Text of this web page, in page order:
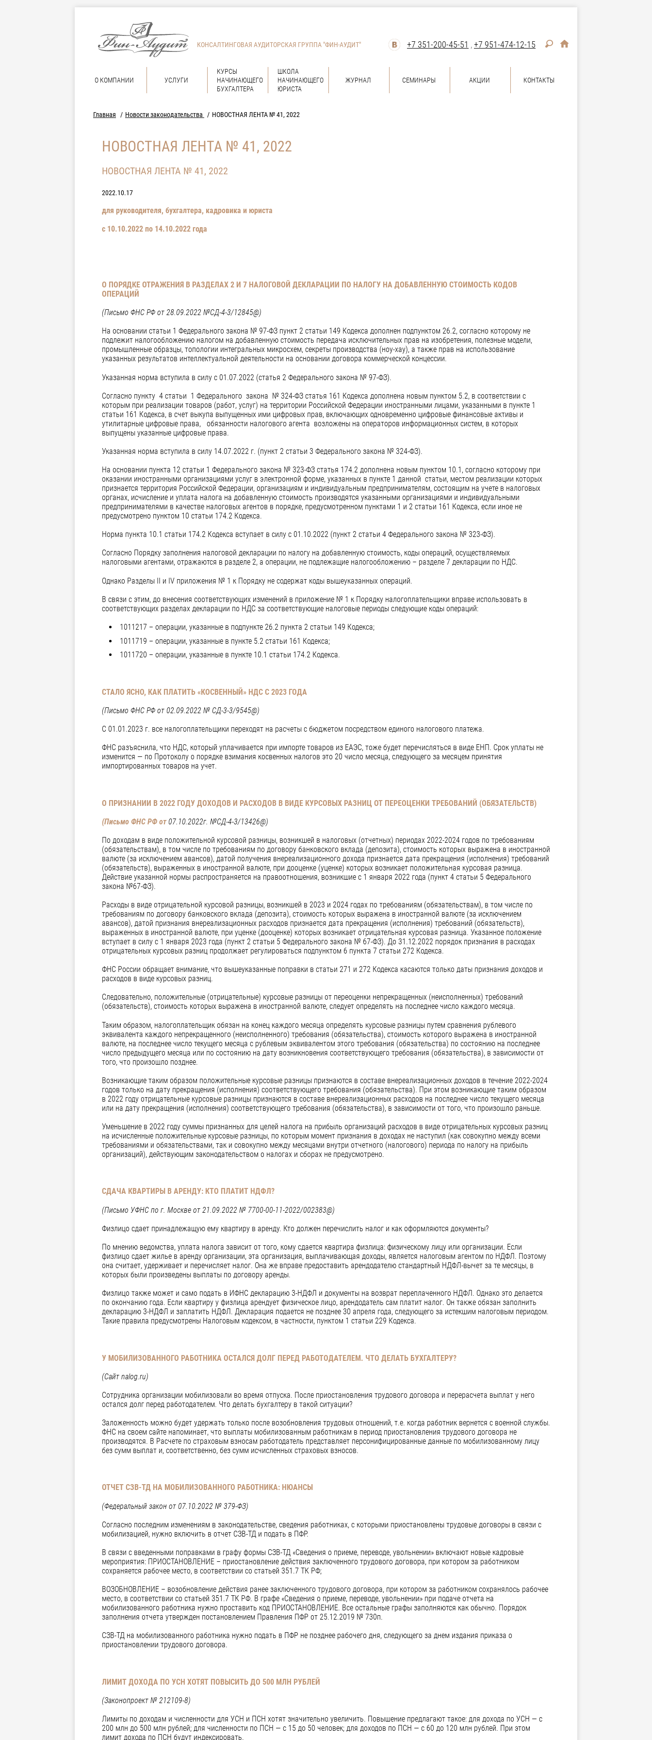
КОНСАЛТИНГОВАЯ АУДИТОРСКАЯ ГРУППА "ФИН-АУДИТ" +7 351-200-45-51 ,+7 951-474-12-15
О КОМПАНИИ УСЛУГИ
КУРСЫ
НАЧИНАЮЩЕГО
БУХГАЛТЕРА
ШКОЛА
НАЧИНАЮЩЕГО
ЮРИСТА
ЖУРНАЛ СЕМИНАРЫ АКЦИИ КОНТАКТЫ
Главная Новости законодательства НОВОСТНАЯ ЛЕНТА № 41, 2022
НОВОСТНАЯ ЛЕНТА № 41, 2022
НОВОСТНАЯ ЛЕНТА № 41, 2022
2022.10.17
для руководителя, бухгалтера, кадровика и юриста
с 10.10.2022 по 14.10.2022 года
О ПОРЯДКЕ ОТРАЖЕНИЯ В РАЗДЕЛАХ 2 И 7 НАЛОГОВОЙ ДЕКЛАРАЦИИ ПО НАЛОГУ НА ДОБАВЛЕННУЮ СТОИМОСТЬ КОДОВ
ОПЕРАЦИЙ
(Письмо ФНС РФ от 28.09.2022 №СД-4-3/12845@)
На основании статьи 1 Федерального закона № 97-ФЗ пункт 2 статьи 149 Кодекса дополнен подпунктом 26.2, согласно которому не
подлежит налогообложению налогом на добавленную стоимость передача исключительных прав на изобретения, полезные модели,
промышленные образцы, топологии интегральных микросхем, секреты производства (ноу-хау), а также прав на использование
указанных результатов интеллектуальной деятельности на основании договора коммерческой концессии.
Указанная норма вступила в силу с 01.07.2022 (статья 2 Федерального закона № 97-ФЗ).
Согласно пункту 4 статьи 1 Федерального закона № 324-ФЗ статья 161 Кодекса дополнена новым пунктом 5.2, в соответствии с
которым при реализации товаров (работ, услуг) на территории Российской Федерации иностранными лицами, указанными в пункте 1
статьи 161 Кодекса, в счет выкупа выпущенных ими цифровых прав, включающих одновременно цифровые финансовые активы и
утилитарные цифровые права, обязанности налогового агента возложены на операторов информационных систем, в которых
выпущены указанные цифровые права.
Указанная норма вступила в силу 14.07.2022 г. (пункт 2 статьи 3 Федерального закона № 324-ФЗ).
На основании пункта 12 статьи 1 Федерального закона № 323-ФЗ статья 174.2 дополнена новым пунктом 10.1, согласно которому при
оказании иностранными организациями услуг в электронной форме, указанных в пункте 1 данной статьи, местом реализации которых
признается территория Российской Федерации, организациям и индивидуальным предпринимателям, состоящим на учете в налоговых
органах, исчисление и уплата налога на добавленную стоимость производятся указанными организациями и индивидуальными
предпринимателями в качестве налоговых агентов в порядке, предусмотренном пунктами 1 и 2 статьи 161 Кодекса, если иное не
предусмотрено пунктом 10 статьи 174.2 Кодекса.
Норма пункта 10.1 статьи 174.2 Кодекса вступает в силу с 01.10.2022 (пункт 2 статьи 4 Федерального закона № 323-ФЗ).
Согласно Порядку заполнения налоговой декларации по налогу на добавленную стоимость, коды операций, осуществляемых
налоговыми агентами, отражаются в разделе 2, а операции, не подлежащие налогообложению – разделе 7 декларации по НДС.
Однако Разделы II и IV приложения № 1 к Порядку не содержат коды вышеуказанных операций.
В связи с этим, до внесения соответствующих изменений в приложение № 1 к Порядку налогоплательщики вправе использовать в
соответствующих разделах декларации по НДС за соответствующие налоговые периоды следующие коды операций:
1011217 – операции, указанные в подпункте 26.2 пункта 2 статьи 149 Кодекса;
1011719 – операции, указанные в пункте 5.2 статьи 161 Кодекса;
1011720 – операции, указанные в пункте 10.1 статьи 174.2 Кодекса.
СТАЛО ЯСНО, КАК ПЛАТИТЬ «КОСВЕННЫЙ» НДС С 2023 ГОДА
(Письмо ФНС РФ от 02.09.2022 № СД-3-3/9545@)
С 01.01.2023 г. все налогоплательщики переходят на расчеты с бюджетом посредством единого налогового платежа.
ФНС разъяснила, что НДС, который уплачивается при импорте товаров из ЕАЭС, тоже будет перечисляться в виде ЕНП. Срок уплаты не
изменится — по Протоколу о порядке взимания косвенных налогов это 20 число месяца, следующего за месяцем принятия
импортированных товаров на учет.
О ПРИЗНАНИИ В 2022 ГОДУ ДОХОДОВ И РАСХОДОВ В ВИДЕ КУРСОВЫХ РАЗНИЦ ОТ ПЕРЕОЦЕНКИ ТРЕБОВАНИЙ (ОБЯЗАТЕЛЬСТВ)
(Письмо ФНС РФ от07.10.2022г. №СД-4-3/13426@)
По доходам в виде положительной курсовой разницы, возникшей в налоговых (отчетных) периодах 2022-2024 годов по требованиям
(обязательствам), в том числе по требованиям по договору банковского вклада (депозита), стоимость которых выражена в иностранной
валюте (за исключением авансов), датой получения внереализационного дохода признается дата прекращения (исполнения) требований
(обязательств), выраженных в иностранной валюте, при дооценке (уценке) которых возникает положительная курсовая разница.
Действие указанной нормы распространяется на правоотношения, возникшие с 1 января 2022 года (пункт 4 статьи 5 Федерального
закона №67-ФЗ).
Расходы в виде отрицательной курсовой разницы, возникшей в 2023 и 2024 годах по требованиям (обязательствам), в том числе по
требованиям по договору банковского вклада (депозита), стоимость которых выражена в иностранной валюте (за исключением
авансов), датой признания внереализационных расходов признается дата прекращения (исполнения) требований (обязательств),
выраженных в иностранной валюте, при уценке (дооценке) которых возникает отрицательная курсовая разница. Указанное положение
вступает в силу с 1 января 2023 года (пункт 2 статьи 5 Федерального закона № 67-ФЗ). До 31.12.2022 порядок признания в расходах
отрицательных курсовых разниц продолжает регулироваться подпунктом 6 пункта 7 статьи 272 Кодекса.
ФНС России обращает внимание, что вышеуказанные поправки в статьи 271 и 272 Кодекса касаются только даты признания доходов и
расходов в виде курсовых разниц.
Следовательно, положительные (отрицательные) курсовые разницы от переоценки непрекращенных (неисполненных) требований
(обязательств), стоимость которых выражена в иностранной валюте, следует определять на последнее число каждого месяца.
Таким образом, налогоплательщик обязан на конец каждого месяца определять курсовые разницы путем сравнения рублевого
эквивалента каждого непрекращенного (неисполненного) требования (обязательства), стоимость которого выражена в иностранной
валюте, на последнее число текущего месяца с рублевым эквивалентом этого требования (обязательства) по состоянию на последнее
число предыдущего месяца или по состоянию на дату возникновения соответствующего требования (обязательства), в зависимости от
того, что произошло позднее.
Возникающие таким образом положительные курсовые разницы признаются в составе внереализационных доходов в течение 2022-2024
годов только на дату прекращения (исполнения) соответствующего требования (обязательства). При этом возникающие таким образом
в 2022 году отрицательные курсовые разницы признаются в составе внереализационных расходов на последнее число текущего месяца
или на дату прекращения (исполнения) соответствующего требования (обязательства), в зависимости от того, что произошло раньше.
Уменьшение в 2022 году суммы признанных для целей налога на прибыль организаций расходов в виде отрицательных курсовых разниц
на исчисленные положительные курсовые разницы, по которым момент признания в доходах не наступил (как совокупно между всеми
требованиями и обязательствами, так и совокупно между месяцами внутри отчетного (налогового) периода по налогу на прибыль
организаций), действующим законодательством о налогах и сборах не предусмотрено.
СДАЧА КВАРТИРЫ В АРЕНДУ: КТО ПЛАТИТ НДФЛ?
(Письмо УФНС по г. Москве от 21.09.2022 № 7700-00-11-2022/002383@)
Физлицо сдает принадлежащую ему квартиру в аренду. Кто должен перечислить налог и как оформляются документы?
По мнению ведомства, уплата налога зависит от того, кому сдается квартира физлица: физическому лицу или организации. Если
физлицо сдает жилье в аренду организации, эта организация, выплачивающая доходы, является налоговым агентом по НДФЛ. Поэтому
она считает, удерживает и перечисляет налог. Она же вправе предоставить арендодателю стандартный НДФЛ-вычет за те месяцы, в
которых были произведены выплаты по договору аренды.
Физлицо также может и само подать в ИФНС декларацию 3-НДФЛ и документы на возврат переплаченного НДФЛ. Однако это делается
по окончанию года. Если квартиру у физлица арендует физическое лицо, арендодатель сам платит налог. Он также обязан заполнить
декларацию 3-НДФЛ и заплатить НДФЛ. Декларация подается не позднее 30 апреля года, следующего за истекшим налоговым периодом.
Такие правила предусмотрены Налоговым кодексом, в частности, пунктом 1 статьи 229 Кодекса.
У МОБИЛИЗОВАННОГО РАБОТНИКА ОСТАЛСЯ ДОЛГ ПЕРЕД РАБОТОДАТЕЛЕМ. ЧТО ДЕЛАТЬ БУХГАЛТЕРУ?
(Сайт nalog.ru)
Сотрудника организации мобилизовали во время отпуска. После приостановления трудового договора и перерасчета выплат у него
остался долг перед работодателем. Что делать бухгалтеру в такой ситуации?
Заложенность можно будет удержать только после возобновления трудовых отношений, т.е. когда работник вернется с военной службы.
ФНС на своем сайте напоминает, что выплаты мобилизованным работникам в период приостановления трудового договора не
производятся. В Расчете по страховым взносам работодатель представляет персонифицированные данные по мобилизованному лицу
без сумм выплат и, соответственно, без сумм исчисленных страховых взносов.
ОТЧЕТ СЗВ-ТД НА МОБИЛИЗОВАННОГО РАБОТНИКА: НЮАНСЫ
(Федеральный закон от 07.10.2022 № 379-ФЗ)
Согласно последним изменениям в законодательстве, сведения работниках, с которыми приостановлены трудовые договоры в связи с
мобилизацией, нужно включить в отчет СЗВ-ТД и подать в ПФР.
В связи с введенными поправками в графу формы СЗВ-ТД «Сведения о приеме, переводе, увольнении» включают новые кадровые
мероприятия: ПРИОСТАНОВЛЕНИЕ – приостановление действия заключенного трудового договора, при котором за работником
сохраняется рабочее место, в соответствии со статьей 351.7 ТК РФ;
ВОЗОБНОВЛЕНИЕ – возобновление действия ранее заключенного трудового договора, при котором за работником сохранялось рабочее
место, в соответствии со статьей 351.7 ТК РФ. В графе «Сведения о приеме, переводе, увольнении» при подаче отчета на
мобилизованного работника нужно проставить код ПРИОСТАНОВЛЕНИЕ. Все остальные графы заполняются как обычно. Порядок
заполнения отчета утвержден постановлением Правления ПФР от 25.12.2019 № 730п.
СЗВ-ТД на мобилизованного работника нужно подать в ПФР не позднее рабочего дня, следующего за днем издания приказа о
приостановлении трудового договора.
ЛИМИТ ДОХОДА ПО УСН ХОТЯТ ПОВЫСИТЬ ДО 500 МЛН РУБЛЕЙ
(Законопроект № 212109-8)
Лимиты по доходам и численности для УСН и ПСН хотят значительно увеличить. Повышение предлагают такое: для дохода по УСН — с
200 млн до 500 млн рублей; для численности по ПСН — с 15 до 50 человек; для доходов по ПСН — с 60 до 120 млн рублей. При этом
лимит дохода по ПСН будут индексировать.